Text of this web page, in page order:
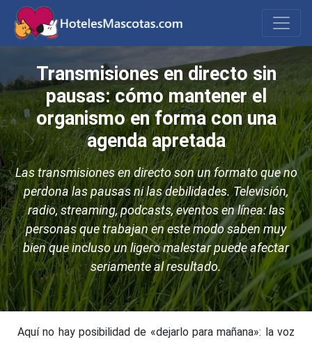
Transmisiones en directo sin
pausas: cómo mantener el
organismo en forma con una
agenda apretada
Las transmisiones en directo son un formato que no
perdona las pausas ni las debilidades. Televisión,
radio, streaming, podcasts, eventos en línea: las
personas que trabajan en este modo saben muy
bien que incluso un ligero malestar puede afectar
seriamente al resultado.
Aquí no hay posibilidad de «dejarlo para mañana»: la voz